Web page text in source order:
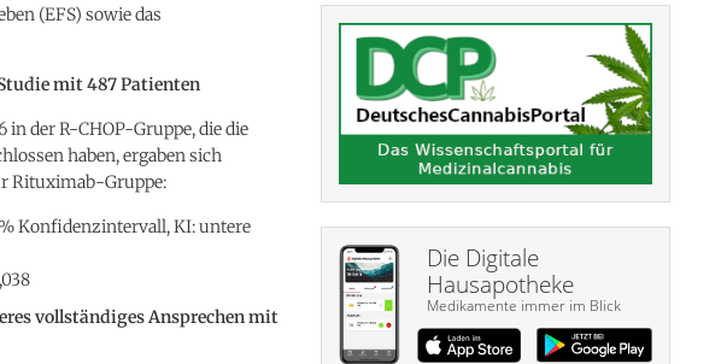
(EFS) sowie das
mit 487 Patienten
in der R-CHOP-Gruppe, die die
haben, ergaben sich
Rituximab-Gruppe:
% Konfidenzintervall, KI: untere
vollständiges Ansprechen mit
Die Digitale
Hausapotheke
Medikamente immer im Blick